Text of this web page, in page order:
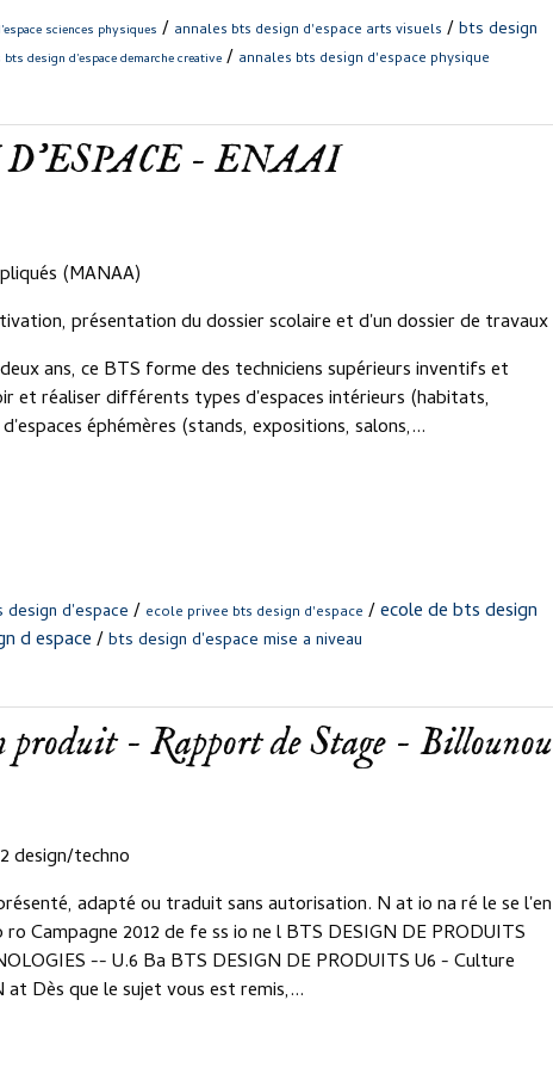
sciences physiques / annales bts design d'espace arts visuels /bts design
bts design d'espace demarche creative / annales bts design d'espace physique
- ENAAI
(MANAA)
présentation du dossier scolaire et d'un dossier de travaux
ans, ce BTS forme des techniciens supérieurs inventifs et
et réaliser différents types d'espaces intérieurs (habitats,
éphémères (stands, expositions, salons,...
d'espace / ecole privee bts design d'espace /ecole de bts design
d espace/bts design d'espace mise a niveau
produit - Rapport de Stage - Billounou
design/techno
adapté ou traduit sans autorisation. N at io na ré le se l'en
ro Campagne 2012 de fe ss io ne l BTS DESIGN DE PRODUITS
-- U.6 Ba BTS DESIGN DE PRODUITS U6 - Culture
Dès que le sujet vous est remis,...